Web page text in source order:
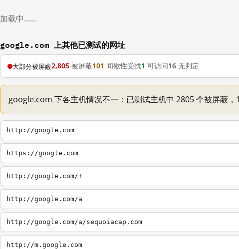
加载中……
google.com 上其他已测试的网址
大部分被屏蔽2,805 被屏蔽101 间歇性受扰1 可访问16 无判定
google.com 下各主机情况不一：已测试主机中 2805 个被屏蔽，1
http://google.com
https://google.com
http://google.com/+
http://google.com/a
http://google.com/a/sequoiacap.com
http://m.google.com